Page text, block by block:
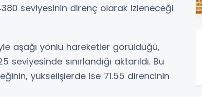
seviyesinin direnç olarak izleneceği
aşağı yönlü hareketler görüldüğü,
sınırlandığı aktarıldı. Bu
yükselişlerde ise 71.55 direncinin